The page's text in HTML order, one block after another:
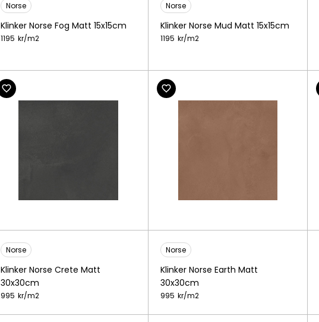
Norse
Klinker Norse Fog Matt 15x15cm
1195 kr/m2
Norse
Klinker Norse Mud Matt 15x15cm
1195 kr/m2
Norse
Klinker Norse Crete Matt
30x30cm
995 kr/m2
Norse
Klinker Norse Earth Matt
30x30cm
995 kr/m2